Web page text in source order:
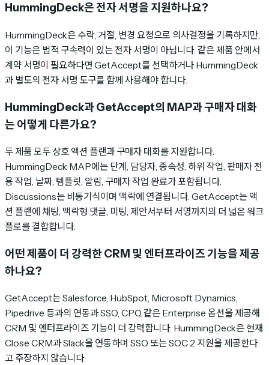
HummingDeck은 전자 서명을 지원하나요?
HummingDeck은 수락, 거절, 변경 요청으로 의사결정을 기록하지만,
이 기능은 법적 구속력이 있는 전자 서명이 아닙니다. 같은 제품 안에서
계약 서명이 필요하다면 GetAccept를 선택하거나 HummingDeck
과 별도의 전자 서명 도구를 함께 사용해야 합니다.
HummingDeck과 GetAccept의 MAP과 구매자 대화
는 어떻게 다른가요?
두 제품 모두 상호 액션 플랜과 구매자 대화를 지원합니다.
HummingDeck MAP에는 단계, 담당자, 종속성, 하위 작업, 판매자 전
용 작업, 날짜, 템플릿, 알림, 구매자 작업 완료가 포함됩니다.
Discussions는 비동기식이며 맥락에 연결됩니다. GetAccept는 액
션 플랜에 채팅, 맥락형 댓글, 미팅, 제안서부터 서명까지의 더 넓은 워크
플로를 결합합니다.
어떤 제품이 더 강력한 CRM 및 엔터프라이즈 기능을 제공
하나요?
GetAccept는 Salesforce, HubSpot, Microsoft Dynamics,
Pipedrive 등과의 연동과 SSO, CPQ 같은 Enterprise 옵션을 제공해
CRM 및 엔터프라이즈 기능이 더 강력합니다. HummingDeck은 현재
Close CRM과 Slack을 연동하며 SSO 또는 SOC 2 지원을 제공한다
고 주장하지 않습니다.